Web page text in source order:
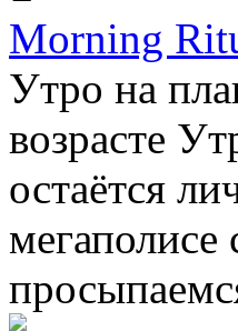
Morning
Утро на
возрасте
остаётся